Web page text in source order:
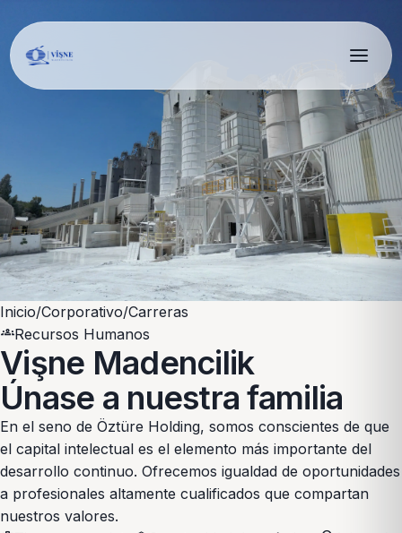
Inicio/Corporativo/Carreras
groupsRecursos Humanos
Vişne Madencilik
Únase a nuestra familia
En el seno de Öztüre Holding, somos conscientes de que
el capital intelectual es el elemento más importante del
desarrollo continuo. Ofrecemos igualdad de oportunidades
a profesionales altamente cualificados que compartan
nuestros valores.